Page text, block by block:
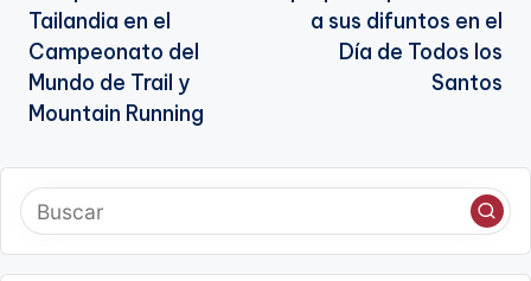
entradas
Tailandia en el
Campeonato del
Mundo de Trail y
Mountain Running
a sus difuntos en el
Día de Todos los
Santos